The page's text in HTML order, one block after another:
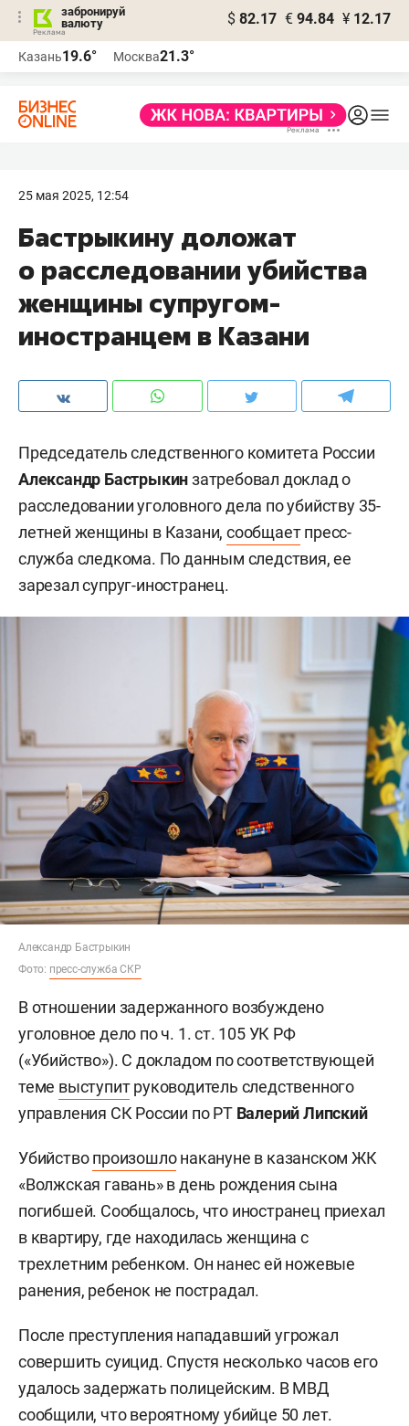
забронируй
валюту
$ 82.17 € 94.84 ¥ 12.17
Казань19.6° Москва21.3°
25 мая 2025, 12:54
Бастрыкину доложат
о расследовании убийства
женщины супругом-
иностранцем в Казани
Председатель следственного комитета России
Александр Бастрыкинзатребовал доклад о
расследовании уголовного дела по убийству 35-
летней женщины в Казани,сообщаетпресс-
служба следкома. По данным следствия, ее
зарезал супруг-иностранец.
Александр Бастрыкин
Фото: пресс-служба СКР
В отношении задержанного возбуждено
уголовное дело по ч. 1. ст. 105 УК РФ
(«Убийство»). С докладом по соответствующей
теме выступитруководитель следственного
управления СК России по РТ Валерий Липский
Убийствопроизошлонакануне в казанском ЖК
«Волжская гавань» в день рождения сына
погибшей. Сообщалось, что иностранец приехал
в квартиру, где находилась женщина с
трехлетним ребенком. Он нанес ей ножевые
ранения, ребенок не пострадал.
После преступления нападавший угрожал
совершить суицид. Спустя несколько часов его
удалось задержать полицейским. В МВД
сообщили, что вероятному убийце 50 лет.